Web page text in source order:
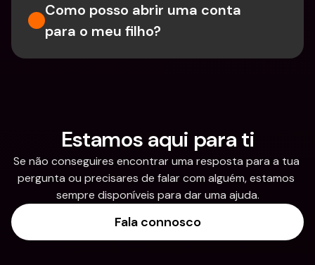
Como posso abrir uma conta
para o meu filho?
Estamos aqui para ti
Se não conseguires encontrar uma resposta para a tua
pergunta ou precisares de falar com alguém, estamos
sempre disponíveis para dar uma ajuda.
Fala connosco